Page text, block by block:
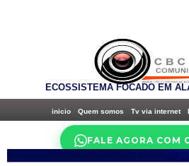
ECOSSISTEMA FOCADO EM
inicio Quem somos Tv via internet
FALE AGORA COM